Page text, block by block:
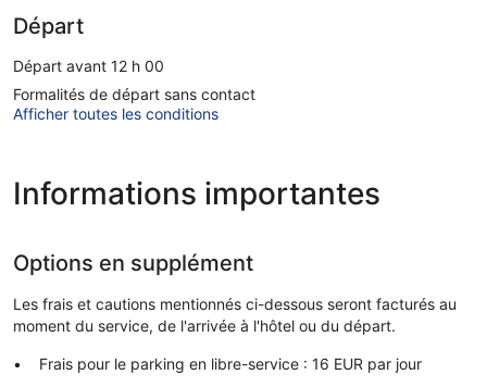
Départ
Départ avant 12 h 00
Formalités de départ sans contact
Afficher toutes les conditions
Informations importantes
Options en supplément
Les frais et cautions mentionnés ci-dessous seront facturés au
moment du service, de l'arrivée à l'hôtel ou du départ.
Frais pour le parking en libre-service : 16 EUR par jour